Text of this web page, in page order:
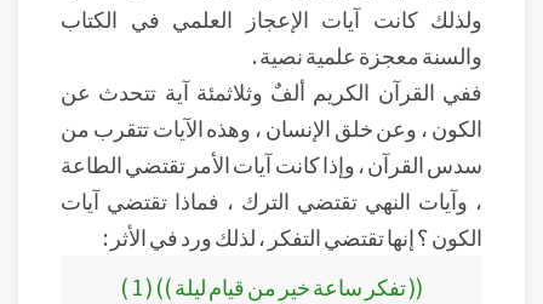
ولذلك كانت آيات الإعجاز العلمي في الكتاب
والسنة معجزة علمية نصية .
ففي القرآن الكريم ألفٌ وثلاثمئة آية تتحدث عن
الكون ، وعن خلق الإنسان ، وهذه الآيات تتقرب من
سدس القرآن ، وإذا كانت آيات الأمر تقتضي الطاعة
، وآيات النهي تقتضي الترك ، فماذا تقتضي آيات
الكون ؟ إنها تقتضي التفكر ، لذلك ورد في الأثر :
(( تفكر ساعة خير من قيام ليلة )) ( 1 )